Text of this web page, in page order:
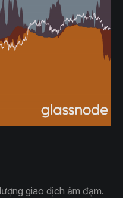
giao dịch ảm đạm.